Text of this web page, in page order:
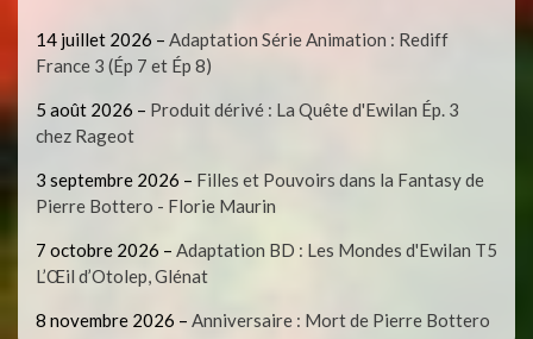
14 juillet 2026 – Adaptation Série Animation : Rediff
France 3 (Ép 7 et Ép 8)
5 août 2026 – Produit dérivé : La Quête d'Ewilan Ép. 3
chez Rageot
3 septembre 2026 – Filles et Pouvoirs dans la Fantasy de
Pierre Bottero - Florie Maurin
7 octobre 2026 – Adaptation BD : Les Mondes d'Ewilan T5
L’Œil d’Otolep, Glénat
8 novembre 2026 – Anniversaire : Mort de Pierre Bottero